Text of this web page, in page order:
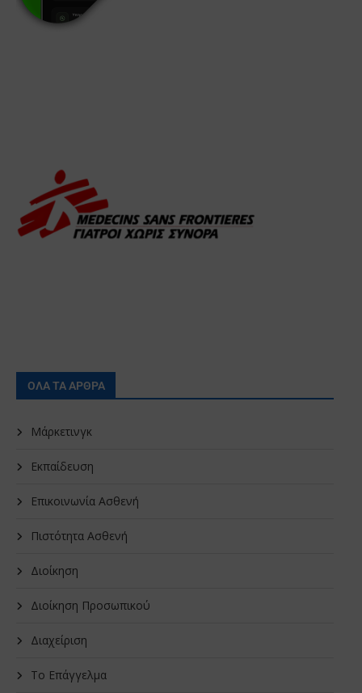
ΟΛΑ ΤΑ ΑΡΘΡΑ
Μάρκετινγκ
Εκπαίδευση
Επικοινωνία Ασθενή
Πιστότητα Ασθενή
Διοίκηση
Διοίκηση Προσωπικού
Διαχείριση
Το Επάγγελμα